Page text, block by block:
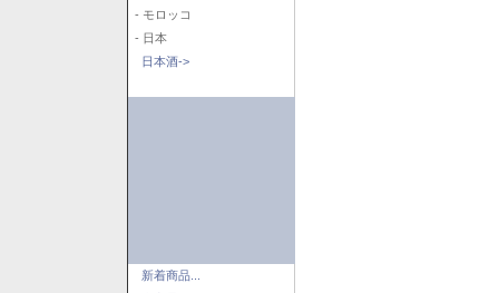
- モロッコ
- 日本
日本酒->
新着商品...